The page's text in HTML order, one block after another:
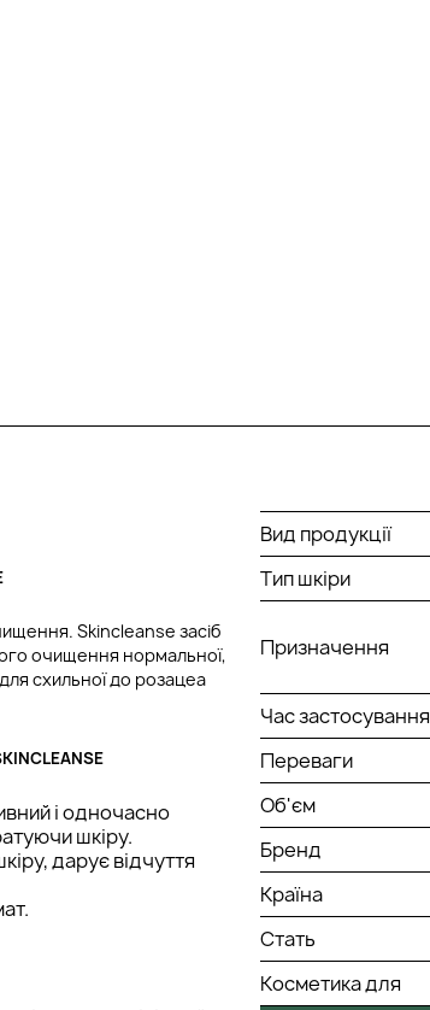
Skincleanse засіб
очищення нормальної,
для схильної до розацеа
і одночасно
шкіру.
дарує відчуття
Вид продукції
Тип шкіри
Призначення
Час застосування
Переваги
Об'єм
Бренд
Країна
Стать
Косметика для